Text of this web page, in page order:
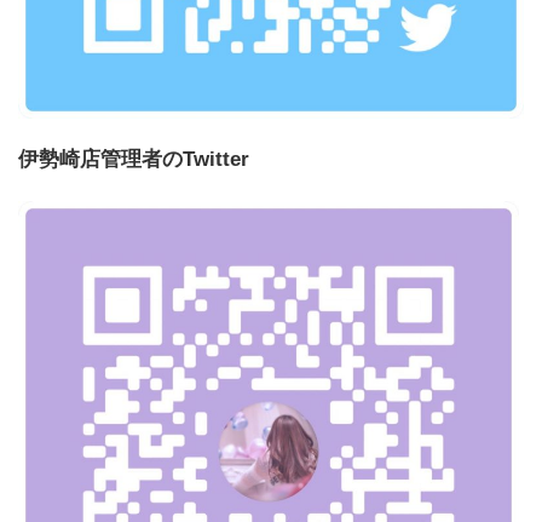
伊勢崎店管理者のTwitter